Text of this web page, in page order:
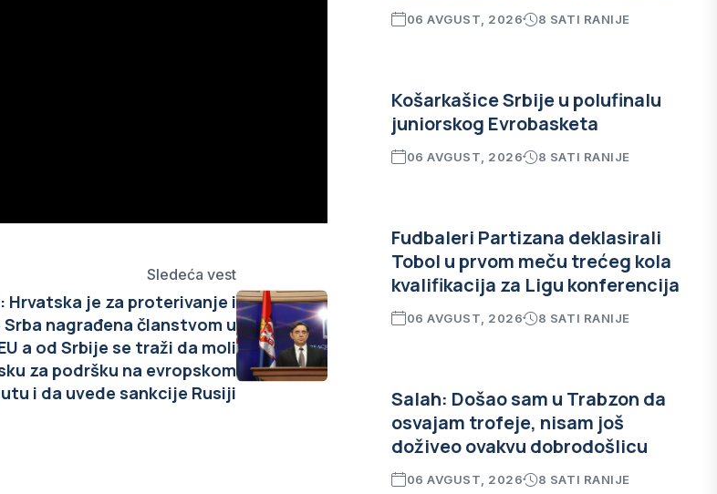
Sledeća vest
Hrvatska je za proterivanje i
nagrađena članstvom u
a od Srbije se traži da moli
za podršku na evropskom
i da uvede sankcije Rusiji
06 AVGUST, 2026 8 SATI RANIJE
Košarkašice Srbije u polufinalu
juniorskog Evrobasketa
06 AVGUST, 2026 8 SATI RANIJE
Fudbaleri Partizana deklasirali
Tobol u prvom meču trećeg kola
kvalifikacija za Ligu konferencija
06 AVGUST, 2026 8 SATI RANIJE
Salah: Došao sam u Trabzon da
osvajam trofeje, nisam još
doživeo ovakvu dobrodošlicu
06 AVGUST, 2026 8 SATI RANIJE